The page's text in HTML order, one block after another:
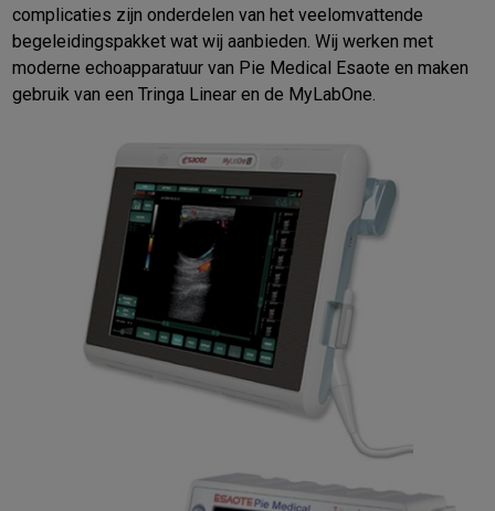
complicaties zijn onderdelen van het veelomvattende
begeleidingspakket wat wij aanbieden. Wij werken met
moderne echoapparatuur van Pie Medical Esaote en maken
gebruik van een Tringa Linear en de MyLabOne.